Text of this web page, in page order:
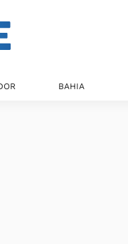
BAHIA